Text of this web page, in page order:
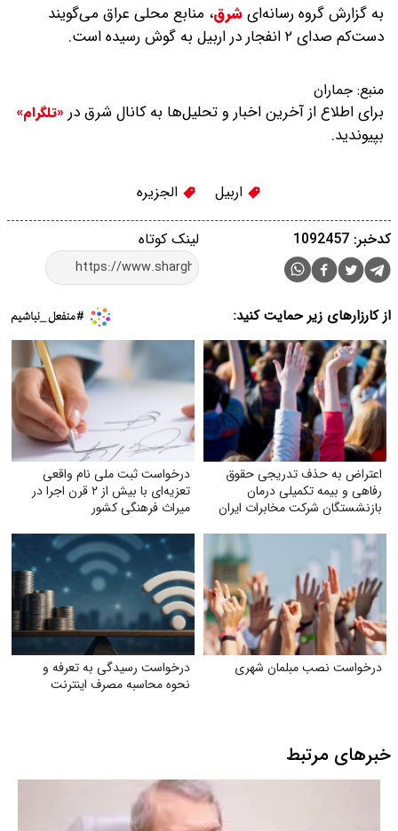
به گزارش گروه رسانه‌ایشرق، منابع محلی عراق می‌‌گویند
دست‌کم صدای ۲ انفجار در اربیل به گوش رسیده است.
منبع: جماران
برای اطلاع از آخرین اخبار و تحلیل‌ها به کانال شرق در «تلگرام»
بپیوندید.
اربیل الجزیره
لینک کوتاه کدخبر: 1092457
از کارزارهای زیر حمایت کنید:
اعتراض به حذف تدریجی حقوق
رفاهی و بیمه تکمیلی درمان
بازنشستگان شرکت مخابرات ایران
درخواست ثبت ملی نام واقعی
تعزیه‌ای با بیش از ۲ قرن اجرا در
میراث فرهنگی کشور
درخواست نصب مبلمان شهری
درخواست رسیدگی به تعرفه و
نحوه محاسبه مصرف اینترنت
خبرهای مرتبط